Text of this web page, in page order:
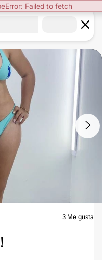
Failed to fetch
LIPOESCULTURA
3 Me gusta